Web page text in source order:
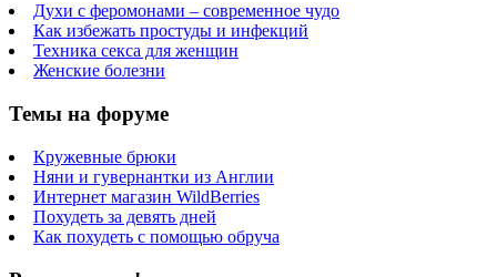
Духи с феромонами – современное чудо
Как избежать простуды и инфекций
Техника секса для женщин
Женские болезни
Темы на форуме
Кружевные брюки
Няни и гувернантки из Англии
Интернет магазин WildBerries
Похудеть за девять дней
Как похудеть с помощью обруча